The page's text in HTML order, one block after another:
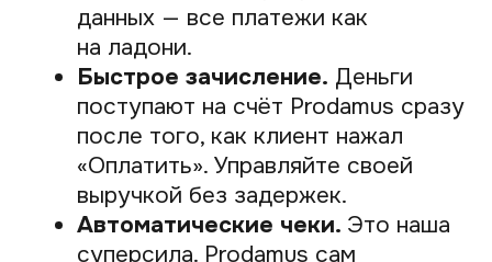
Ответы на часто
задаваемые вопросы
Что такое оплата по QR-коду
простыми словами?
Это способ заплатить за товар или
услугу с помощью смартфона.